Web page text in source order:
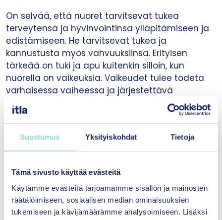
Suostumus Yksityiskohdat Tietoja
Tämä sivusto käyttää evästeitä
Käytämme evästeitä tarjoamamme sisällön ja mainosten
räätälöimiseen, sosiaalisen median ominaisuuksien
tukemiseen ja kävijämäärämme analysoimiseen. Lisäksi
On selvää, että nuoret tarvitsevat tukea
terveytensä ja hyvinvointinsa ylläpitämiseen ja
edistämiseen. He tarvitsevat tukea ja
kannustusta myös vahvuuksiinsa. Erityisen
tärkeää on tuki ja apu kuitenkin silloin, kun
nuorella on vaikeuksia. Vaikeudet tulee todeta
varhaisessa vaiheessa ja järjestettävä
tarvittava tuki. Siten nuoren opinnot ja
myöhemmin myös ammattiin kouluttautuminen
sekä työelämään siirtyminen etenevät
kitkattomammin. Ajoissa aloitettu tuki parantaa
nuoren elämänhallintaa ja on tärkeää myös
Oppilashuollon resurssit usein
riittämättömiä